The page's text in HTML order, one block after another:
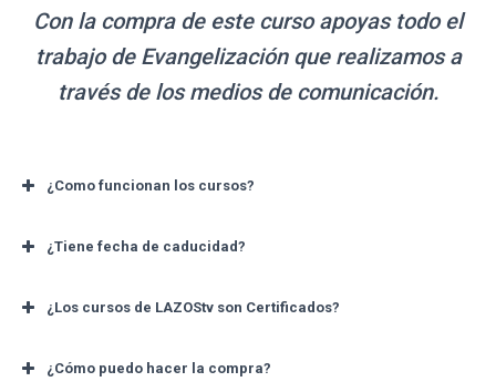
Con la compra de este curso apoyas todo el
trabajo de Evangelización que realizamos a
través de los medios de comunicación.
¿Como funcionan los cursos?
¿Tiene fecha de caducidad?
¿Los cursos de LAZOStv son Certificados?
¿Cómo puedo hacer la compra?